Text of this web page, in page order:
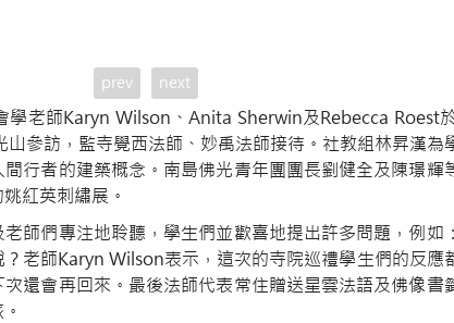
prev next
學老師Karyn Wilson、Anita Sherwin及Rebecca Roest
參訪，監寺覺西法師、妙禹法師接待。社教組林昇漢為
行者的建築概念。南島佛光青年團團長劉健全及陳璟輝
紅英刺繡展。
師們專注地聆聽，學生們並歡喜地提出許多問題，例如
老師Karyn Wilson表示，這次的寺院巡禮學生們的反應
還會再回來。最後法師代表常住贈送星雲法語及佛像書